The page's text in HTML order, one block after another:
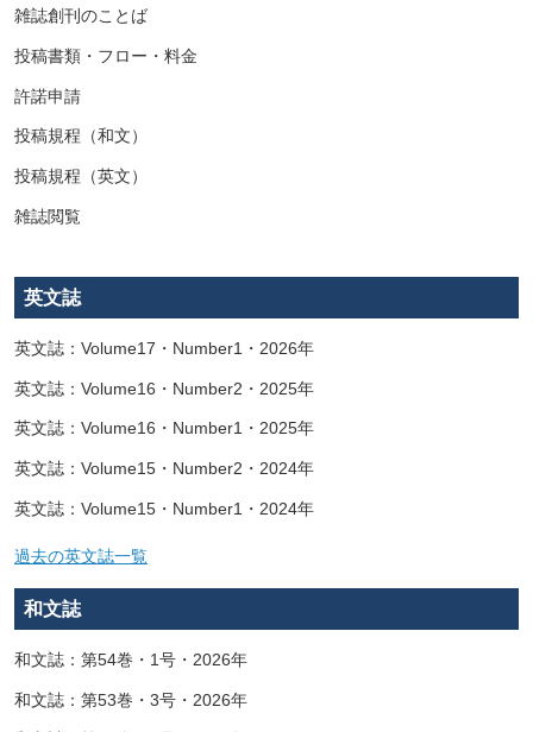
雑誌創刊のことば
投稿書類・フロー・料金
許諾申請
投稿規程（和文）
投稿規程（英文）
雑誌閲覧
英文誌
英文誌：Volume17・Number1・2026年
英文誌：Volume16・Number2・2025年
英文誌：Volume16・Number1・2025年
英文誌：Volume15・Number2・2024年
英文誌：Volume15・Number1・2024年
過去の英文誌一覧
和文誌
和文誌：第54巻・1号・2026年
和文誌：第53巻・3号・2026年